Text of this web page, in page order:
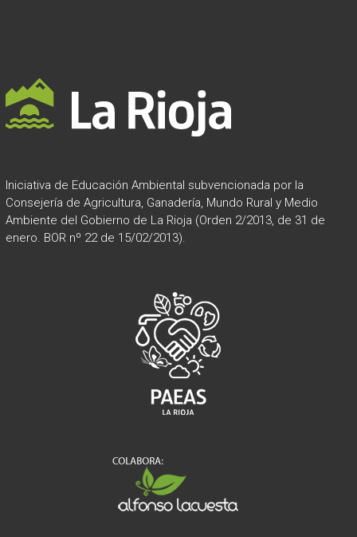
Iniciativa de Educación Ambiental subvencionada por la
Consejería de Agricultura, Ganadería, Mundo Rural y Medio
Ambiente del Gobierno de La Rioja (Orden 2/2013, de 31 de
enero. BOR nº 22 de 15/02/2013).